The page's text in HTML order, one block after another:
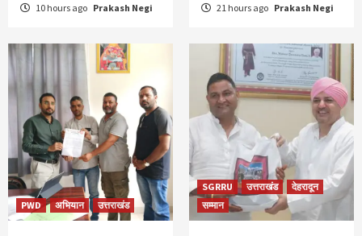
10 hours ago Prakash Negi 21 hours ago Prakash Negi
PWD अभियान उत्तराखंड
SGRRU उत्तराखंड
देहरादून
सम्मान